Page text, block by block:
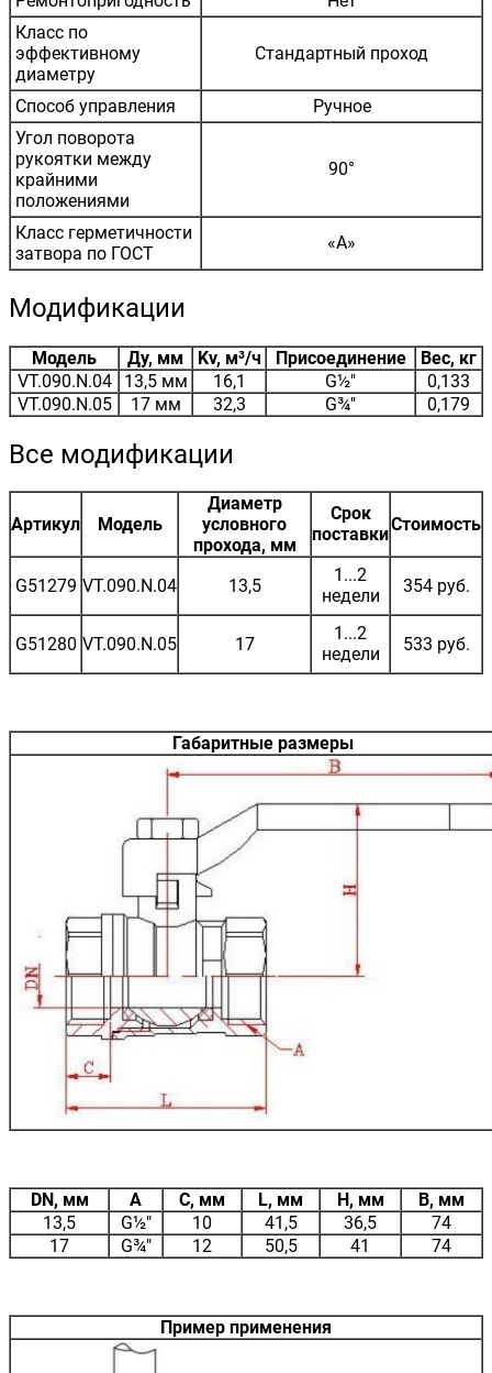
Класс по
эффективному
диаметру
Стандартный проход
Способ управления
Ручное
Угол поворота
рукоятки между
крайними
положениями
90°
Класс герметичности
затвора по ГОСТ
«А»
Модификации
Модель Ду, мм Kv, м³/ч Присоединение
Вес, кг
VT.090.N.04
13,5 мм 16,1 G½"
0,133
VT.090.N.05
17 мм 32,3 G¾" 0,179
Все модификации
Артикул Модель
Диаметр
условного
прохода, мм
Срок
поставкиСтоимость
G51279 VT.090.N.04 13,5
1...2
недели
354 руб.
G51280 VT.090.N.05 17
1...2
недели
533 руб.
Габаритные размеры
DN, мм A C, мм L, мм H, мм
B, мм
13,5
G½" 10 41,5 36,5
74
17
G¾" 12 50,5 41 74
Пример применения